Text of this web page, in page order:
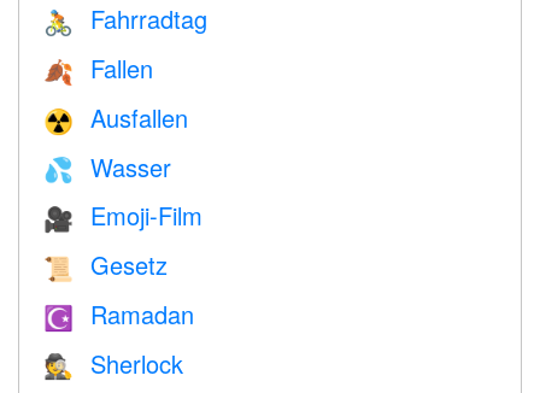
🚴 Fahrradtag
🍂 Fallen
☢️ Ausfallen
💦 Wasser
🎥 Emoji-Film
📜 Gesetz
☪️ Ramadan
🕵️ Sherlock